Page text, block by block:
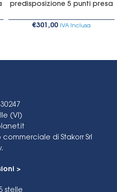
predisposizione 5 punti presa
€301,00 IVA Inclusa
(VI)
di Stakorr Srl
>
stelle